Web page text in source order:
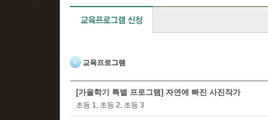
교육프로그램
[가을학기 특별 프로그램] 자연에 빠진 사진작가
초등 1, 초등 2, 초등 3